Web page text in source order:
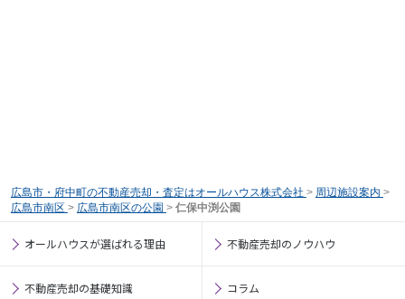
広島市・府中町の不動産売却・査定はオールハウス株式会社 > 周辺施設案内 >
広島市南区 > 広島市南区の公園 > 仁保中渕公園
オールハウスが選ばれる理由 不動産売却のノウハウ
不動産売却の基礎知識 コラム